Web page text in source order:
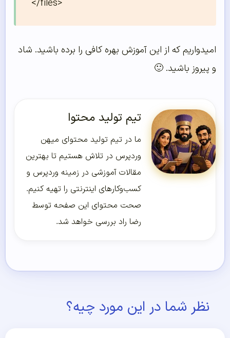
</files>
امیدواریم که از این آموزش بهره کافی را برده باشید. شاد
و پیروز باشید. 🙂
تیم تولید محتوا
ما در تیم تولید محتوای میهن
وردپرس در تلاش هستیم تا بهترین
مقالات آموزشی در زمینه وردپرس و
کسب‌و‌کارهای اینترنتی را تهیه کنیم.
صحت محتوای این صفحه توسط
رضا راد بررسی خواهد شد.
نظر شما در این مورد چیه؟